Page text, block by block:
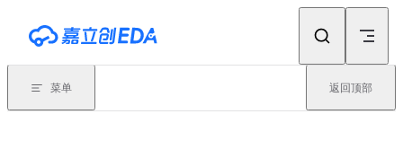
菜单 返回顶部